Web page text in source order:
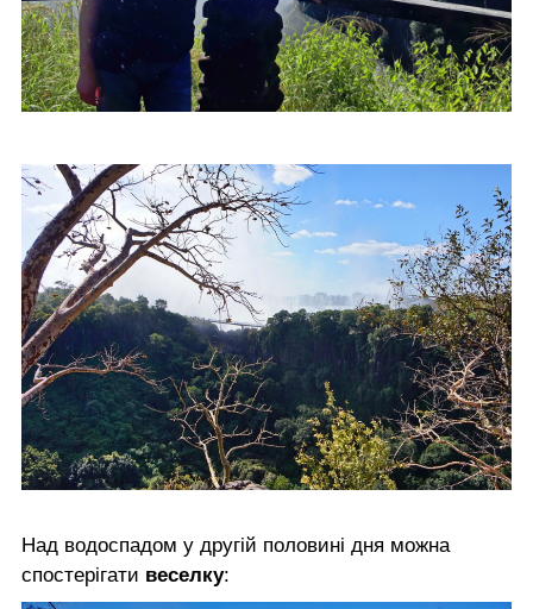
Над водоспадом у другій половині дня можна
спостерігати веселку: